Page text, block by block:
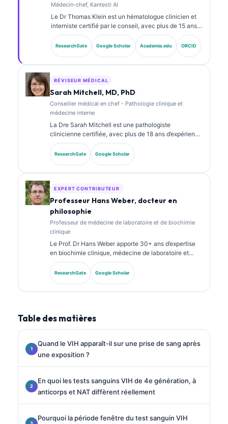
Médecin-chef, Kantesti AI
Le Dr Thomas Klein est un hématologue clinicien et
interniste certifié par le conseil, avec plus de 15 ans
d’expérience en médecine de laboratoire et en
analyse clinique assistée par l’IA. En tant que
directeur médical (Chief Medical Officer) chez
Le Dr Klein a publié de nombreux travaux sur
l’interprétation des biomarqueurs et les diagnostics
laboratoire.
ResearchGate Google Scholar Academia.edu ORCID
RÉVISEUR MÉDICAL
Sarah Mitchell, MD, PhD
Conseiller médical en chef - Pathologie clinique et
médecine interne
La Dre Sarah Mitchell est une pathologiste
clinicienne certifiée, avec plus de 18 ans d’expérience
en médecine de laboratoire et en analyse
diagnostique. Elle détient des certifications
spécialisées en chimie clinique et a publié de
ResearchGate Google Scholar
EXPERT CONTRIBUTEUR
Professeur Hans Weber, docteur en
philosophie
Professeur de médecine de laboratoire et de biochimie
clinique
Le Prof. Dr Hans Weber apporte 30+ ans d’expertise
en biochimie clinique, médecine de laboratoire et
recherche sur les biomarqueurs. Ancien président de
la Société allemande de chimie clinique, il se
spécialise dans l’analyse des panels diagnostiques, la
ResearchGate Google Scholar
Table des matières
Quand le VIH apparaît-il sur une prise de sang après
une exposition ?
En quoi les tests sanguins VIH de 4e génération, à
anticorps et NAT diffèrent réellement
Pourquoi la période fenêtre du test sanguin VIH